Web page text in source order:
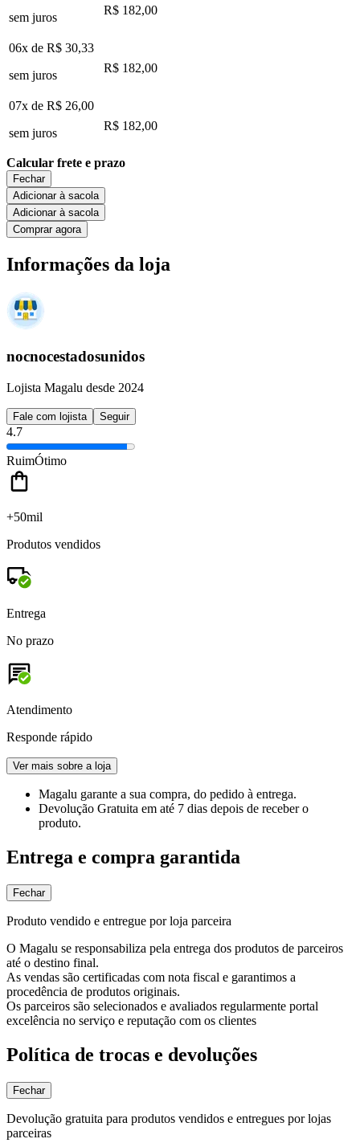
sem juros
R$ 182,00
06x de R$ 30,33
sem juros
R$ 182,00
07x de R$ 26,00
sem juros
R$ 182,00
Calcular frete e prazo
Fechar
Adicionar à sacola
Adicionar à sacola
Comprar agora
Informações da loja
nocnocestadosunidos
Lojista Magalu desde 2024
Fale com lojista Seguir
4.7
RuimÓtimo
+50mil
Produtos vendidos
Entrega
No prazo
Atendimento
Responde rápido
Ver mais sobre a loja
Magalu garante a sua compra, do pedido à entrega.
Devolução Gratuita em até 7 dias depois de receber o
produto.
Entrega e compra garantida
Fechar
Produto vendido e entregue por loja parceira
O Magalu se responsabiliza pela entrega dos produtos de parceiros
até o destino final.
As vendas são certificadas com nota fiscal e garantimos a
procedência de produtos originais.
Os parceiros são selecionados e avaliados regularmente portal
excelência no serviço e reputação com os clientes
Política de trocas e devoluções
Fechar
Devolução gratuita para produtos vendidos e entregues por lojas
parceiras